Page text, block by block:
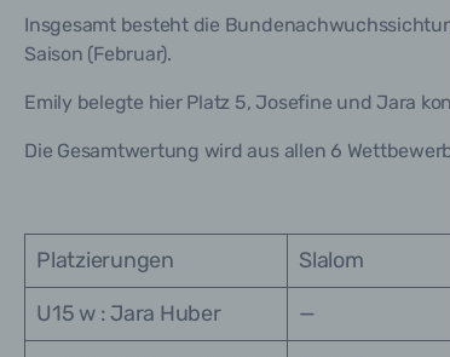
Insgesamt besteht die
Saison (Februar).
Emily belegte hier Platz 5, Josefine und Jara
Die Gesamtwertung wird aus allen 6
Platzierungen Slalom
U15 w : Jara Huber
—